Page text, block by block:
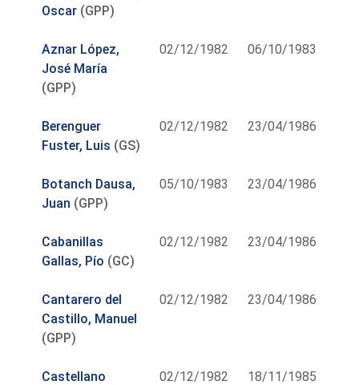
Oscar (GPP)
Aznar López,
José María
(GPP)
02/12/1982 06/10/1983
Berenguer
Fuster, Luis (GS)
02/12/1982 23/04/1986
Botanch Dausa,
Juan (GPP)
05/10/1983 23/04/1986
Cabanillas
Gallas, Pío (GC)
02/12/1982 23/04/1986
Cantarero del
Castillo, Manuel
(GPP)
02/12/1982 23/04/1986
Castellano
02/12/1982 18/11/1985